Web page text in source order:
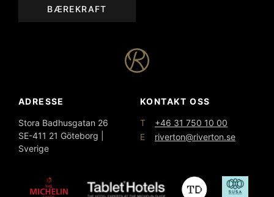
BÆREKRAFT
ADRESSE
Stora Badhusgatan 26
SE-411 21 Göteborg |
Sverige
KONTAKT OSS
T
+46 31 750 10 00
E
riverton@riverton.se